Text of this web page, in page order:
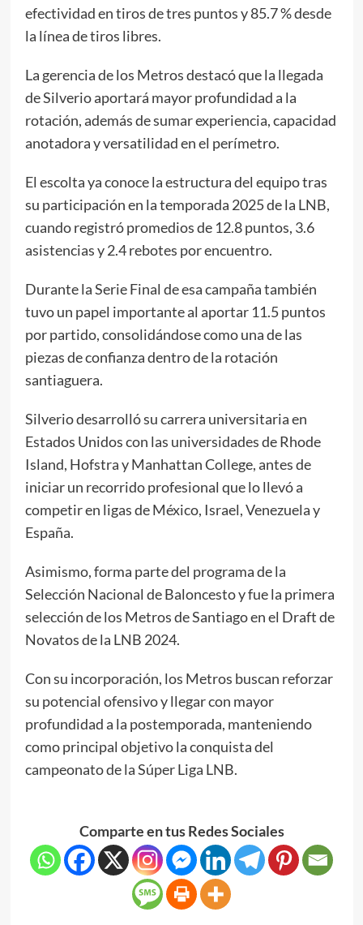
efectividad en tiros de tres puntos y 85.7 % desde
la línea de tiros libres.
La gerencia de los Metros destacó que la llegada
de Silverio aportará mayor profundidad a la
rotación, además de sumar experiencia, capacidad
anotadora y versatilidad en el perímetro.
El escolta ya conoce la estructura del equipo tras
su participación en la temporada 2025 de la LNB,
cuando registró promedios de 12.8 puntos, 3.6
asistencias y 2.4 rebotes por encuentro.
Durante la Serie Final de esa campaña también
tuvo un papel importante al aportar 11.5 puntos
por partido, consolidándose como una de las
piezas de confianza dentro de la rotación
santiaguera.
Silverio desarrolló su carrera universitaria en
Estados Unidos con las universidades de Rhode
Island, Hofstra y Manhattan College, antes de
iniciar un recorrido profesional que lo llevó a
competir en ligas de México, Israel, Venezuela y
España.
Asimismo, forma parte del programa de la
Selección Nacional de Baloncesto y fue la primera
selección de los Metros de Santiago en el Draft de
Novatos de la LNB 2024.
Con su incorporación, los Metros buscan reforzar
su potencial ofensivo y llegar con mayor
profundidad a la postemporada, manteniendo
como principal objetivo la conquista del
campeonato de la Súper Liga LNB.
Comparte en tus Redes Sociales